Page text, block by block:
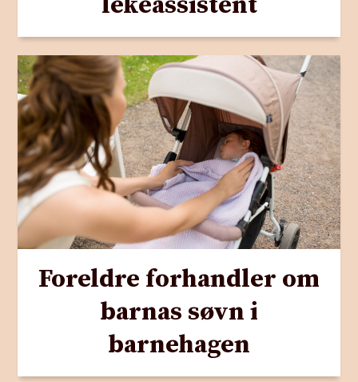
Foreldre forhandler om
barnas søvn i
barnehagen